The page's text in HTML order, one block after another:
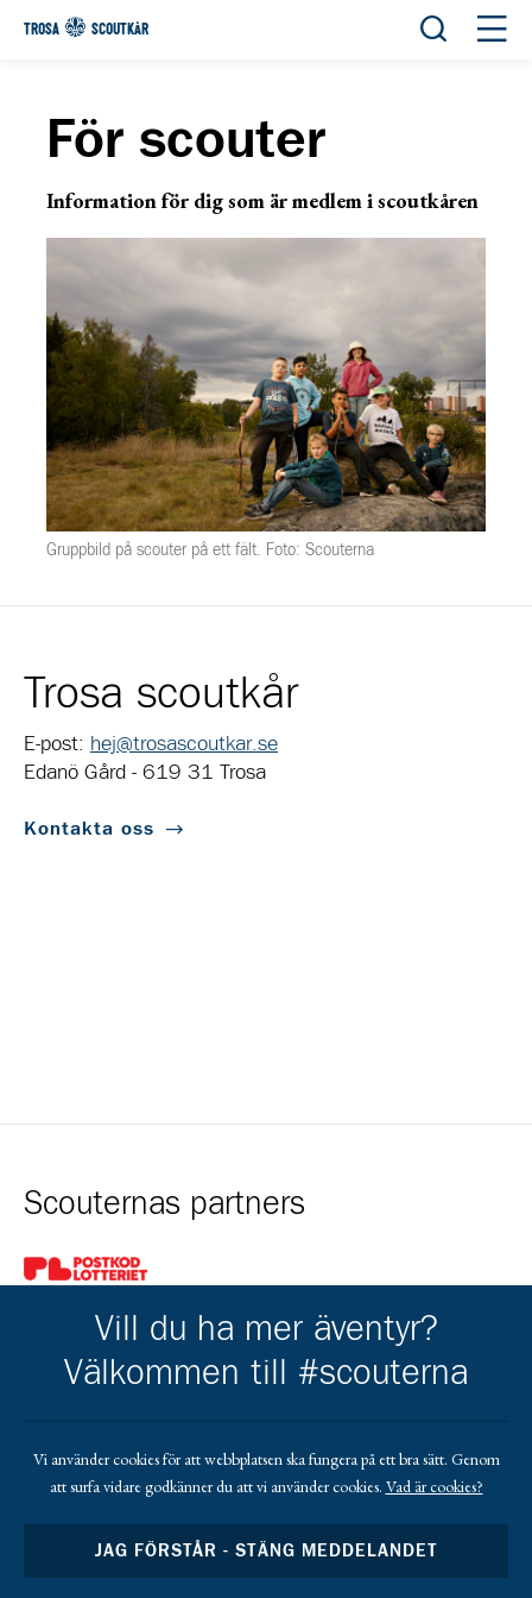
TROSA SCOUTKÅR Öppna
För scouter
Information för dig som är medlem i scoutkåren
Gruppbild på scouter på ett fält. Foto: Scouterna
Trosa scoutkår
E-post: hej@trosascoutkar.se
Edanö Gård - 619 31 Trosa
Kontakta oss
Scouternas partners
Gå till pl_50
Kårens partners
Gå till https://www.sensus.se/samarbeta/rattigheter-och-
Gå till https://www.scoutshop.se/
Vill du ha mer äventyr?
Välkommen till #scouterna
Vi använder cookies för att webbplatsen ska fungera på ett bra sätt. Genom
att surfa vidare godkänner du att vi använder cookies. Vad är cookies?
JAG FÖRSTÅR - STÄNG MEDDELANDET